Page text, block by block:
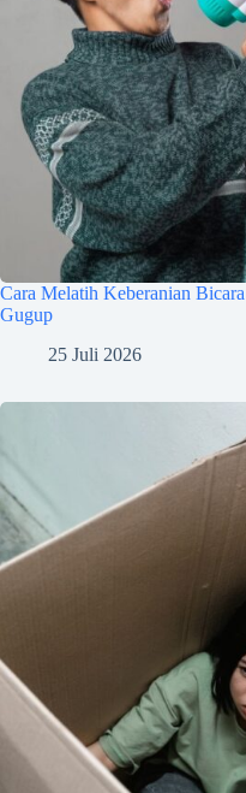
Cara Melatih Keberanian
Gugup
25 Juli 2026